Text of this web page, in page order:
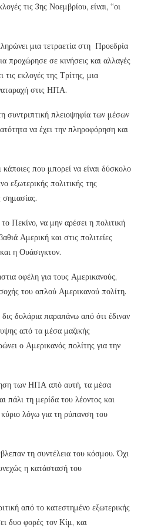
τις 3ης Νοεμβρίου, είναι, “οι
μια τετραετία στη Προεδρία
προχώρησε σε κινήσεις και αλλαγές
εκλογές της Τρίτης, μια
στις ΗΠΑ.
συντριπτική πλειοψηφία των μέσων
να έχει την πληροφόρηση και
που μπορεί να είναι δύσκολο
εξωτερικής πολιτικής της
σημασίας.
Πεκίνο, να μην αρέσει η πολιτική
Αμερική και στις πολιτείες
η Ουάσιγκτον.
οφέλη για τους Αμερικανούς,
του απλού Αμερικανού πολίτη.
δολάρια παραπάνω από ότι έδιναν
από τα μέσα μαζικής
ο Αμερικανός πολίτης για την
των ΗΠΑ από αυτή, τα μέσα
τη μερίδα του λέοντος και
λόγω για τη ρύπανση του
τη συντέλεια του κόσμου. Όχι
η κατάστασή του
από το κατεστημένο εξωτερικής
δυο φορές τον Κίμ, και